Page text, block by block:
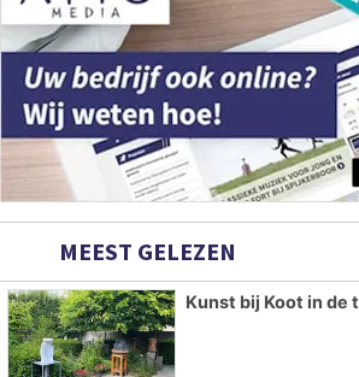
MEEST GELEZEN
Kunst bij Koot in de